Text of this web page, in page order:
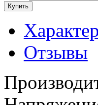
Купить
Отзывы